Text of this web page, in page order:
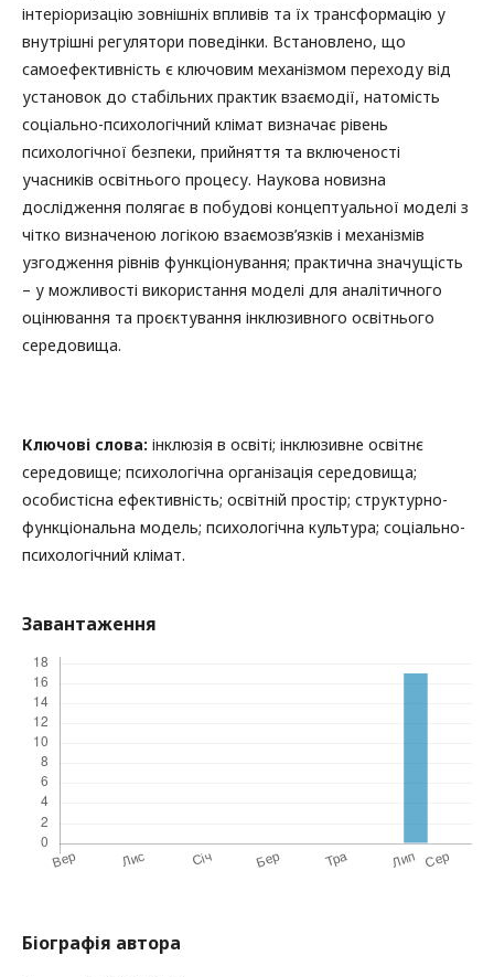
інтеріоризацію зовнішніх впливів та їх трансформацію у
внутрішні регулятори поведінки. Встановлено, що
самоефективність є ключовим механізмом переходу від
установок до стабільних практик взаємодії, натомість
соціально-психологічний клімат визначає рівень
психологічної безпеки, прийняття та включеності
учасників освітнього процесу. Наукова новизна
дослідження полягає в побудові концептуальної моделі з
чітко визначеною логікою взаємозв’язків і механізмів
узгодження рівнів функціонування; практична значущість
– у можливості використання моделі для аналітичного
оцінювання та проєктування інклюзивного освітнього
середовища.
Ключові слова: інклюзія в освіті; інклюзивне освітнє
середовище; психологічна організація середовища;
особистісна ефективність; освітній простір; структурно-
функціональна модель; психологічна культура; соціально-
психологічний клімат.
Завантаження
Біографія автора